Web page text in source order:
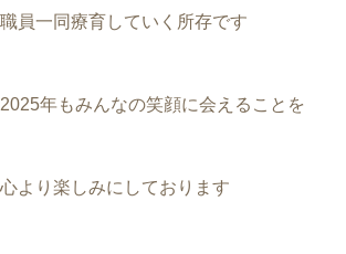
職員一同療育していく所存です
2025年もみんなの笑顔に会えることを
心より楽しみにしております